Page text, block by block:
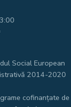
Social European
2014-2020
cofinanțate de